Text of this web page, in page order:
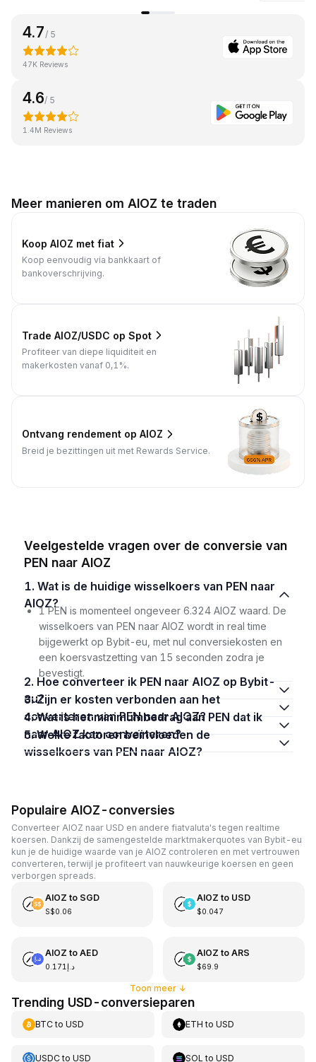
4.7/ 5
47K Reviews
4.6/ 5
1.4M Reviews
Meer manieren om AIOZ te traden
Koop AIOZ met fiat
Koop eenvoudig via bankkaart of
bankoverschrijving.
Trade AIOZ/USDC op Spot
Profiteer van diepe liquiditeit en
makerkosten vanaf 0,1%.
Ontvang rendement op AIOZ
Breid je bezittingen uit met Rewards Service.
Veelgestelde vragen over de conversie van
PEN naar AIOZ
1. Wat is de huidige wisselkoers van PEN naar
AIOZ?
1 PEN is momenteel ongeveer 6.324 AIOZ waard. De
wisselkoers van PEN naar AIOZ wordt in real time
bijgewerkt op Bybit-eu, met nul conversiekosten en
een koersvastzetting van 15 seconden zodra je
bevestigt.
2. Hoe converteer ik PEN naar AIOZ op Bybit-
eu?
3. Zijn er kosten verbonden aan het
converteren van PEN naar AIOZ?
4. Wat is het minimumbedrag aan PEN dat ik
naar AIOZ kan converteren?
5. Welke factoren beïnvloeden de
wisselkoers van PEN naar AIOZ?
Populaire AIOZ-conversies
Converteer AIOZ naar USD en andere fiatvaluta's tegen realtime
koersen. Dankzij de samengestelde marktmakerquotes van Bybit-eu
kun je de huidige waarde van je AIOZ controleren en met vertrouwen
converteren, terwijl je profiteert van nauwkeurige koersen en geen
verborgen spreads.
AIOZ to SGD
S$0.06
AIOZ to USD
$0.047
AIOZ to AED
د.إ0.171
AIOZ to ARS
$69.9
Toon meer↓
Trending USD-conversieparen
BTCto USD ETH toUSD
USDCto USD SOL toUSD